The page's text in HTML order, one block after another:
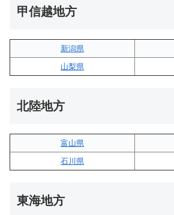
甲信越地方
新潟県
山梨県
北陸地方
富山県
石川県
東海地方